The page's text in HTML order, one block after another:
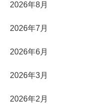
2026年8月
2026年7月
2026年6月
2026年3月
2026年2月